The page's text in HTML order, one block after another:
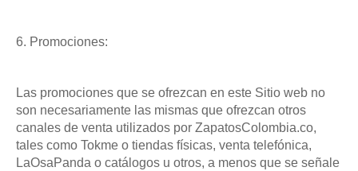
6. Promociones:
Las promociones que se ofrezcan en este Sitio web no
son necesariamente las mismas que ofrezcan otros
canales de venta utilizados por ZapatosColombia.co,
tales como Tokme o tiendas físicas, venta telefónica,
LaOsaPanda o catálogos u otros, a menos que se señale